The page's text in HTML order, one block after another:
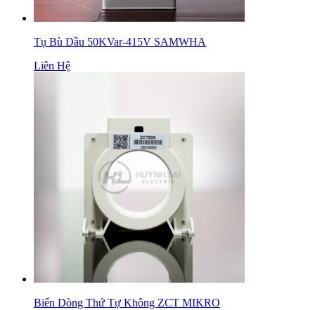
Tụ Bù Dầu 50KVar-415V SAMWHA
Liên Hệ
Biến Dòng Thứ Tự Không ZCT MIKRO